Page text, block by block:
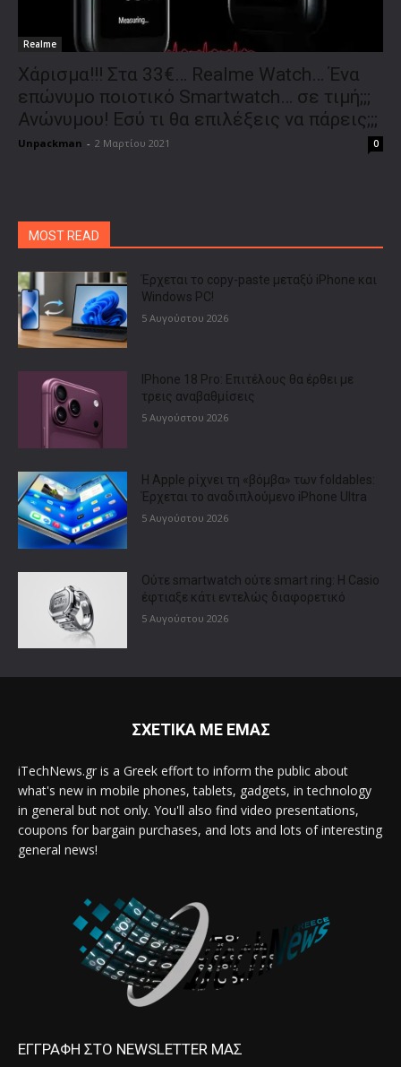
Realme
Χάρισμα!!! Στα 33€… Realme Watch… Ένα
επώνυμο ποιοτικό Smartwatch… σε τιμή;;;
Ανώνυμου! Εσύ τι θα επιλέξεις να πάρεις;;;
Unpackman - 2 Μαρτίου 2021 0
MOST READ
Έρχεται το copy-paste μεταξύ iPhone και
Windows PC!
5 Αυγούστου 2026
IPhone 18 Pro: Επιτέλους θα έρθει με
τρεις αναβαθμίσεις
5 Αυγούστου 2026
Η Apple ρίχνει τη «βόμβα» των foldables:
Έρχεται το αναδιπλούμενο iPhone Ultra
5 Αυγούστου 2026
Ούτε smartwatch ούτε smart ring: Η Casio
έφτιαξε κάτι εντελώς διαφορετικό
5 Αυγούστου 2026
ΣΧΕΤΙΚΑ ΜΕ ΕΜΑΣ
iTechNews.gr is a Greek effort to inform the public about
what's new in mobile phones, tablets, gadgets, in technology
in general but not only. You'll also find video presentations,
coupons for bargain purchases, and lots and lots of interesting
general news!
ΕΓΓΡΑΦΗ ΣΤΟ NEWSLETTER ΜΑΣ